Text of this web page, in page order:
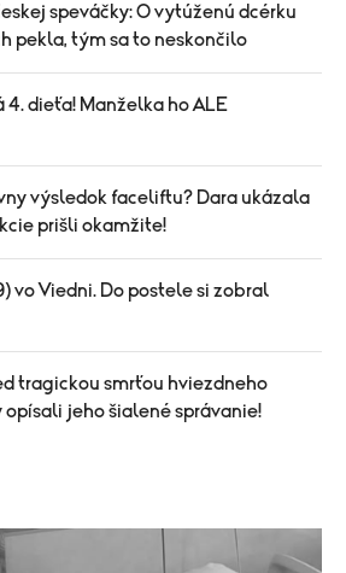
speváčky: O vytúženú dcérku
pekla, tým sa to neskončilo
dieťa! Manželka ho ALE
výsledok faceliftu? Dara ukázala
prišli okamžite!
vo Viedni. Do postele si zobral
tragickou smrťou hviezdneho
jeho šialené správanie!